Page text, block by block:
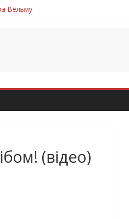
Вельму
воїн Володимир Паламарчук
Юрій Пушкар з Тернопільщини
з Тернопільщини
(відео)